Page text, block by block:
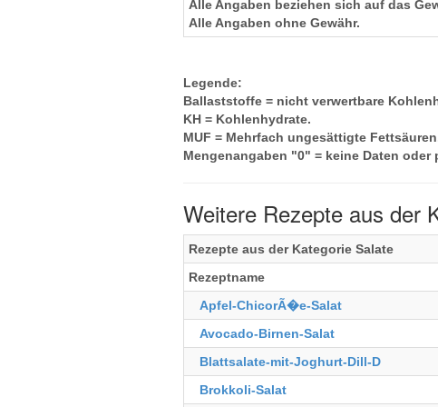
Alle Angaben beziehen sich auf das
Alle Angaben ohne Gewähr.
Legende:
Ballaststoffe = nicht verwertbare
KH = Kohlenhydrate.
MUF = Mehrfach ungesättigte
Mengenangaben "0" = keine Daten
Weitere Rezepte aus der
Rezepte aus der Kategorie Salate
Rezeptname
Apfel-ChicorÃ�e-Salat
Avocado-Birnen-Salat
Blattsalate-mit-Joghurt-Dill-D
Brokkoli-Salat